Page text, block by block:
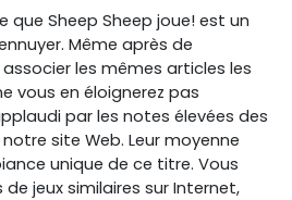
que Sheep Sheep joue! est un
Même après de
les mêmes articles les
vous en éloignerez pas
par les notes élevées des
site Web. Leur moyenne
unique de ce titre. Vous
jeux similaires sur Internet,